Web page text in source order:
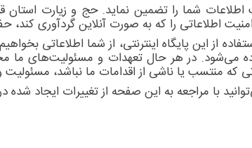
شما را تضمین نماید. حج و زیارت استان
اطلاعاتی را که به صورت آنلاین گردآوری کند،
از این پایگاه اینترنتی، از شما اطلاعاتی
می‌شود. در هر حال تعهدات و مسئولیت‌های ما
که منتسب یا ناشی از اقدامات ما نباشد،
با مراجعه به این صفحه از تغییرات ایجاد